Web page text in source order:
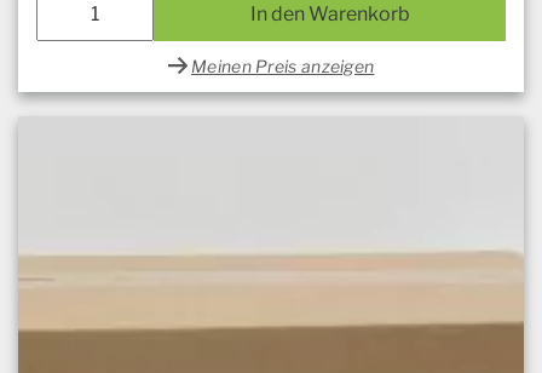
In den Warenkorb
Meinen Preis anzeigen